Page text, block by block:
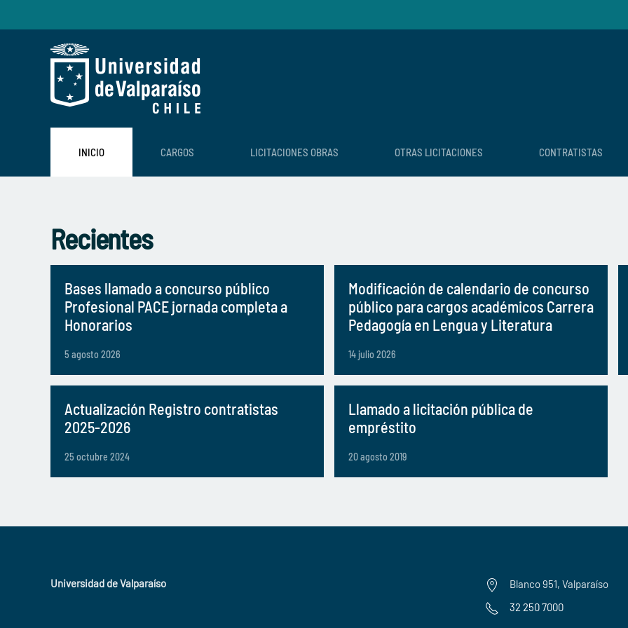
INICIO CARGOS LICITACIONES OBRAS OTRAS LICITACIONES CONTRATISTAS
Recientes
Bases llamado a concurso público
Profesional PACE jornada completa a
Honorarios
5 agosto 2026
Modificación de calendario de concurso
público para cargos académicos Carrera
Pedagogía en Lengua y Literatura
14 julio 2026
Actualización Registro contratistas
2025-2026
25 octubre 2024
Llamado a licitación pública de
empréstito
20 agosto 2019
Universidad de Valparaíso
Blanco 951, Valparaíso
32 250 7000